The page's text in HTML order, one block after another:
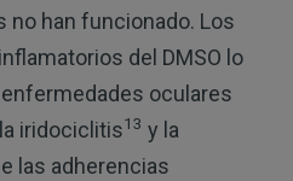
no han funcionado. Los
del DMSO lo
oculares
iridociclitis13 y la
las adherencias